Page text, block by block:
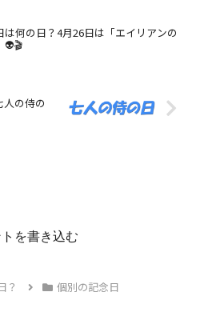
は何の日？4月26日は「エイリアンの
👽🎬
の侍の
を書き込む
？ 個別の記念日